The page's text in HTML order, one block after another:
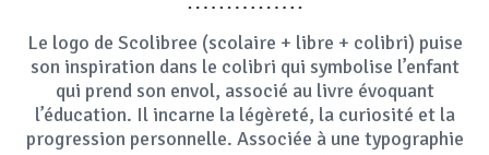
Le logo de Scolibree (scolaire + libre + colibri) puise
son inspiration dans le colibri qui symbolise l’enfant
qui prend son envol, associé au livre évoquant
l’éducation. Il incarne la légèreté, la curiosité et la
progression personnelle. Associée à une typographie